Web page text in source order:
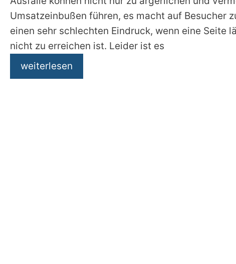
Umsatzeinbußen führen, es macht auf Besucher
einen sehr schlechten Eindruck, wenn eine Seite
nicht zu erreichen ist. Leider ist es
weiterlesen